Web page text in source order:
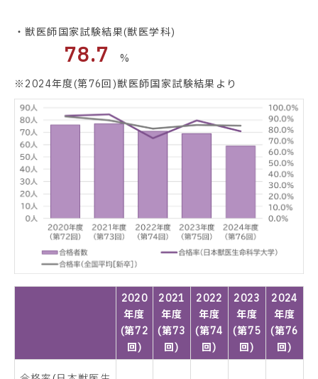
・獣医師国家試験結果(獣医学科)
78.7 %
※2024年度(第76回)獣医師国家試験結果より
2020
年度
(第72
回)
2021
年度
(第73
回)
2022
年度
(第74
回)
2023
年度
(第75
回)
2024
年度
(第76
回)